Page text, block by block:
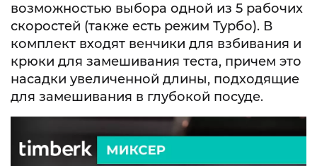
возможностью выбора одной из 5 рабочих
скоростей (также есть режим Турбо). В
комплект входят венчики для взбивания и
крюки для замешивания теста, причем это
насадки увеличенной длины, подходящие
для замешивания в глубокой посуде.